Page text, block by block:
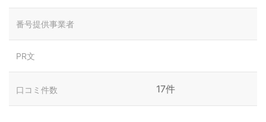
番号提供事業者
PR文
口コミ件数 17件